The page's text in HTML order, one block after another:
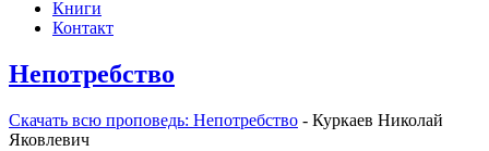
Книги
Контакт
Непотребство
Скачать вcю проповедь: Непотребство - Куркаев Николай
Яковлевич